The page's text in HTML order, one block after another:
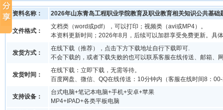
资料名称： 2026年山东青岛工程职业学院教育及职业教育相关知识公共基础
文件格式：
文档类（word或pdf），可以打印；视频类（avi或MP4）。
本资料更新时间；2026年8月，后续可以加群享受免费更新。具
发货方式：
在线下载（推荐），点击下方下载地址自行下载即可.
不会下载的，或者下载失败的也可以联系客服在线传送、邮箱、
发货时间：
在线下载：立即下载，无需等待。
百度网盘、微信、QQ在线传送：10分钟内（客服在线时间8：
支持设备：
台式电脑+笔记本电脑+手机+安卓+苹果
MP4+IPAD+各类平板电脑